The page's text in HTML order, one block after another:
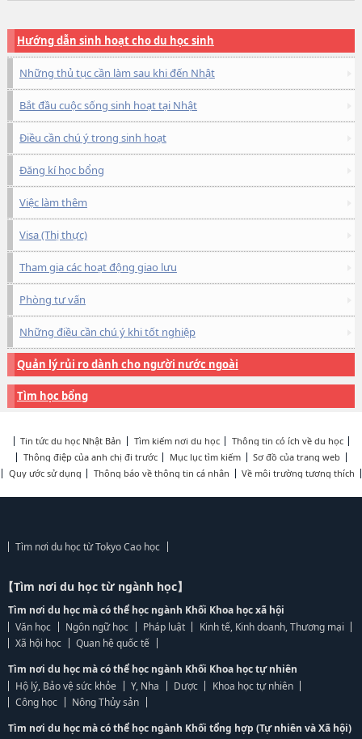
Hướng dẫn sinh hoạt cho du học sinh
Những thủ tục cần làm sau khi đến Nhật
Bắt đầu cuộc sống sinh hoạt tại Nhật
Điều cần chú ý trong sinh hoạt
Đăng kí học bổng
Việc làm thêm
Visa (Thị thực)
Tham gia các hoạt động giao lưu
Phòng tư vấn
Những điều cần chú ý khi tốt nghiệp
Quản lý rủi ro dành cho người nước ngoài
Tìm học bổng
Tin tức du học Nhật Bản Tìm kiếm nơi du học
Thông tin có ích về du học
Thông điệp của anh chị đi trước
Mục lục tìm kiếm
Sơ đồ của trang web
Quy ước sử dụng
Thông báo về thông tin cá nhân Về môi trường tương thích
Tìm nơi du học từ Tokyo Cao học
【Tìm nơi du học từ ngành học】
Tìm nơi du học mà có thể học ngành Khối Khoa học xã hội
Văn học
Ngôn ngữ học Pháp luật
Kinh tế, Kinh doanh, Thương mại
Xã hội học
Quan hệ quốc tế
Tìm nơi du học mà có thể học ngành Khối Khoa học tự nhiên
Hộ lý, Bảo vệ sức khỏe
Y, Nha Dược
Khoa học tự nhiên
Công học
Nông Thủy sản
Tìm nơi du học mà có thể học ngành Khối tổng hợp (Tự nhiên và Xã hội)